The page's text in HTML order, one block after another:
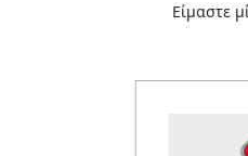
Είμαστε